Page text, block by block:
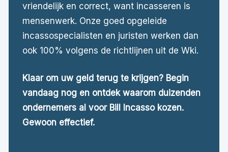
vriendelijk en correct, want incasseren is
mensenwerk. Onze goed opgeleide
incassospecialisten en juristen werken dan
ook 100% volgens de richtlijnen uit de Wki.
Klaar om uw geld terug te krijgen? Begin
vandaag nog en ontdek waarom duizenden
ondernemers al voor Bill Incasso kozen.
Gewoon effectief.